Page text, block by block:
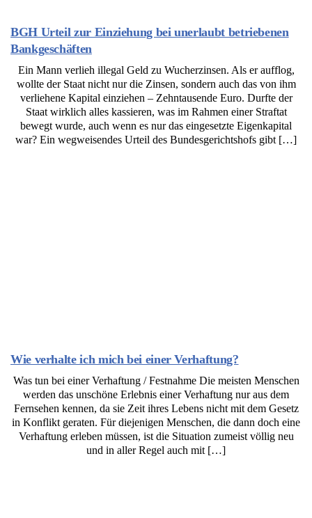
BGH Urteil zur Einziehung bei unerlaubt betriebenen
Bankgeschäften
Ein Mann verlieh illegal Geld zu Wucherzinsen. Als er aufflog,
wollte der Staat nicht nur die Zinsen, sondern auch das von ihm
verliehene Kapital einziehen – Zehntausende Euro. Durfte der
Staat wirklich alles kassieren, was im Rahmen einer Straftat
bewegt wurde, auch wenn es nur das eingesetzte Eigenkapital
war? Ein wegweisendes Urteil des Bundesgerichtshofs gibt […]
Wie verhalte ich mich bei einer Verhaftung?
Was tun bei einer Verhaftung / Festnahme Die meisten Menschen
werden das unschöne Erlebnis einer Verhaftung nur aus dem
Fernsehen kennen, da sie Zeit ihres Lebens nicht mit dem Gesetz
in Konflikt geraten. Für diejenigen Menschen, die dann doch eine
Verhaftung erleben müssen, ist die Situation zumeist völlig neu
und in aller Regel auch mit […]